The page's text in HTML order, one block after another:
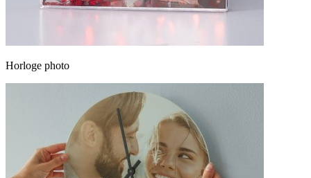
Horloge photo